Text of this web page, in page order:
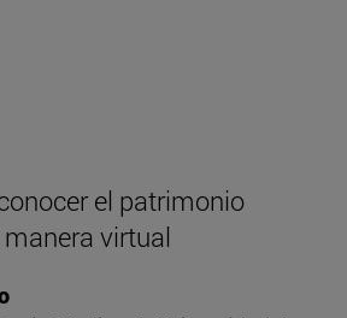
el patrimonio
virtual